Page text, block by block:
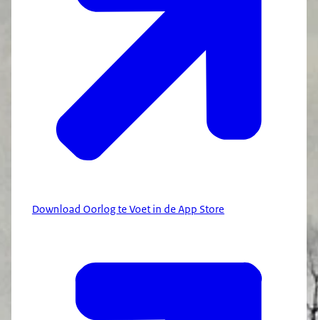
Download Oorlog te Voet in de App Store